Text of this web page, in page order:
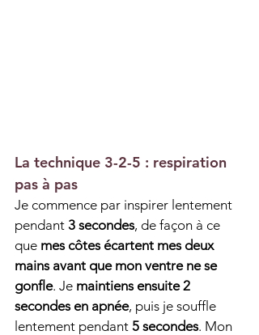
La technique 3-2-5 : respiration
pas à pas
Je commence par inspirer lentement
pendant 3 secondes, de façon à ce
que mes côtes écartent mes deux
mains avant que mon ventre ne se
gonfle. Je maintiens ensuite 2
secondes en apnée, puis je souffle
lentement pendant 5 secondes. Mon